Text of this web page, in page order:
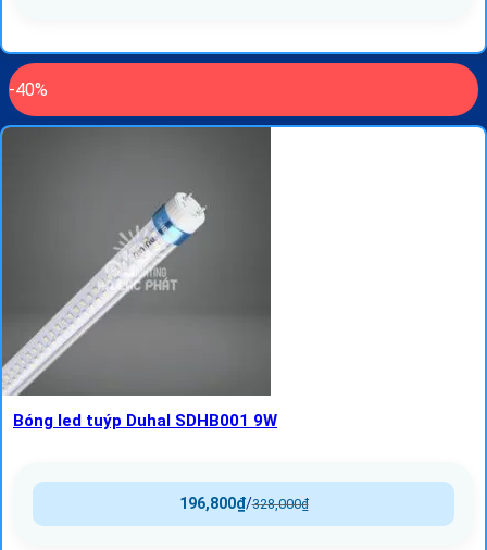
-40%
Bóng led tuýp Duhal SDHB001 9W
328,000₫
/
196,800₫